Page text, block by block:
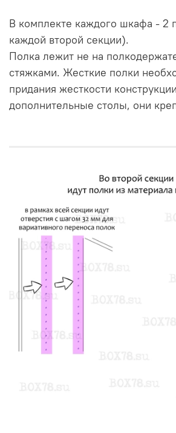
В комплекте каждого шкафа - 2
каждой второй секции).
Полка лежит не на
стяжками. Жесткие полки
придания жесткости
дополнительные столы, они